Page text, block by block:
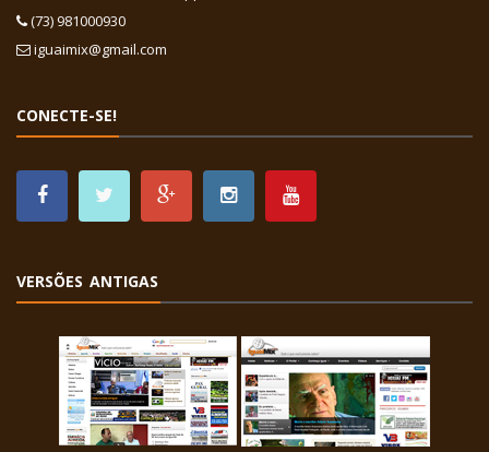
(73) 981000930
iguaimix@gmail.com
CONECTE-SE!
VERSÕES ANTIGAS